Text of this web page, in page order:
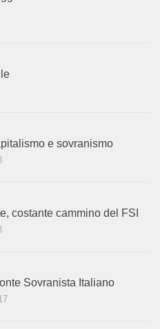
e sovranismo
costante cammino del FSI
Sovranista Italiano